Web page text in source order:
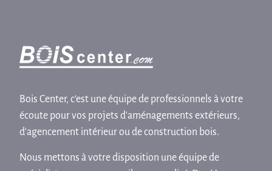
Bois Center, c'est une équipe de professionnels à votre
écoute pour vos projets d'aménagements extérieurs,
d'agencement intérieur ou de construction bois.
Nous mettons à votre disposition une équipe de